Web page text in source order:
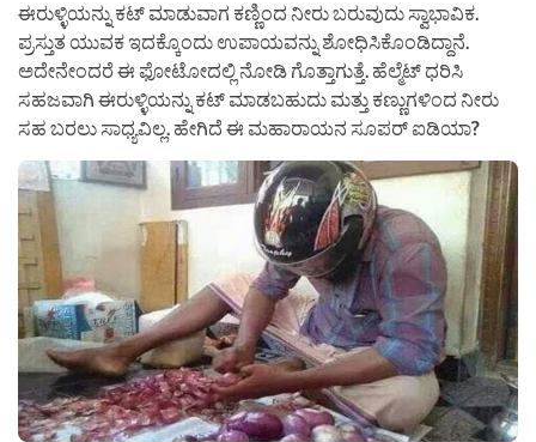
ಈರುಳ್ಳಿಯನ್ನು ಕಟ್ ಮಾಡುವಾಗ ಕಣ್ಣಿಂದ ನೀರು ಬರುವುದು ಸ್ವಾಭಾವಿಕ.
ಪ್ರಸ್ತುತ ಯುವಕ ಇದಕ್ಕೊಂದು ಉಪಾಯವನ್ನು ಶೋಧಿಸಿಕೊಂಡಿದ್ದಾನೆ.
ಅದೇನೇಂದರೆ ಈ ಫೋಟೋದಲ್ಲಿ ನೋಡಿ ಗೊತ್ತಾಗುತ್ತೆ. ಹೆಲ್ಮೆಟ್ ಧರಿಸಿ
ಸಹಜವಾಗಿ ಈರುಳ್ಳಿಯನ್ನು ಕಟ್ ಮಾಡಬಹುದು ಮತ್ತು ಕಣ್ಣುಗಳಿಂದ ನೀರು
ಸಹ ಬರಲು ಸಾಧ್ಯವಿಲ್ಲ. ಹೇಗಿದೆ ಈ ಮಹಾರಾಯನ ಸೂಪರ್ ಐಡಿಯಾ?